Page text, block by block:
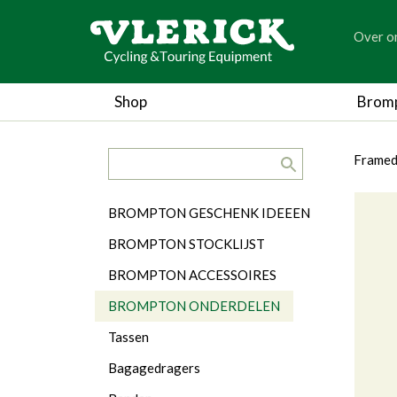
Over
Shop
Categorieën
BROMPTON GESCHENK IDEEEN
BROMPTON STOCKLIJST
BROMPTON ACCESSOIRES
BROMPTON ONDERDELEN
Tassen
Bagagedragers